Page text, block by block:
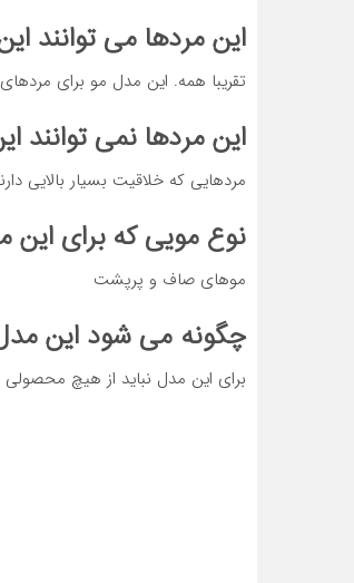
این مردها می توانند
تقریبا همه. این مدل مو برای
این مردها نمی توانند
مردهایی که خلاقیت بسیار بالایی
نوع مویی که برای این
موهای صاف و پرپشت
چگونه می شود این
برای این مدل نباید از هیچ محصولی